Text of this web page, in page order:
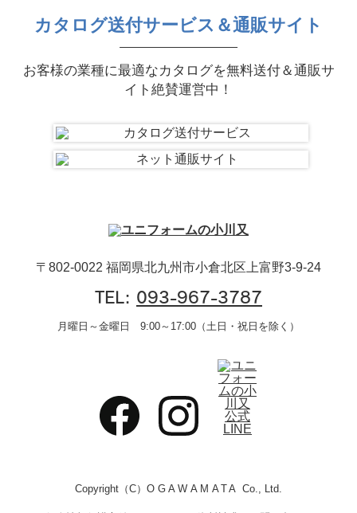
カタログ送付サービス＆通販サイト
お客様の業種に最適なカタログを無料送付＆通販サ
イト絶賛運営中！
〒802-0022 福岡県北九州市小倉北区上富野3-9-24
TEL: 093-967-3787
月曜日～金曜日 9:00～17:00（土日・祝日を除く）
Copyright（C）OGAWAMATA Co., Ltd.